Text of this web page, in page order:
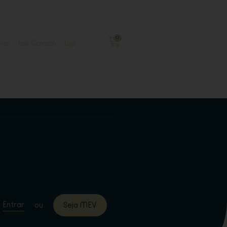
0
Entrar ou Seja MEV